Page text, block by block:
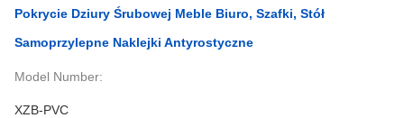
Pokrycie Dziury Śrubowej Meble Biuro, Szafki, Stół
Samoprzylepne Naklejki Antyrostyczne
Model Number:
XZB-PVC